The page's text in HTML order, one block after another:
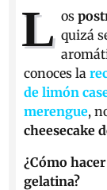
L os
quizá
conoces la
de limón
merengue,
cheesecake
¿Cómo
gelatina?